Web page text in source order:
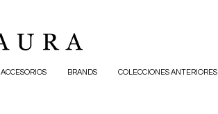
ACCESORIOS BRANDS COLECCIONES ANTERIORES